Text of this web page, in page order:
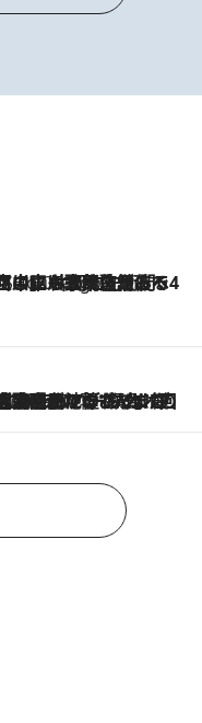
CHOICE
7 Hours Ago
伎があるんだよ」 片岡仁左衛門・市川中車ら豪華座組みで4年目の立川立飛歌舞伎へ
の勝手に再ブーム
2026.8.7
りの“タオル回し”に、ラッパー顔負けの高速歌唱まで…さだまさし（74）のアグレッシブすぎる現在地